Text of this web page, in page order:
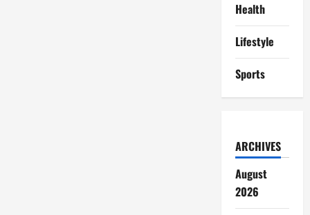
Health
Lifestyle
Sports
ARCHIVES
August
2026